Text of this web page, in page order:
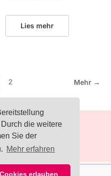
die weitere
Sie der
Mehr erfahren
Cookies erlauben
Lies mehr
2 Mehr →